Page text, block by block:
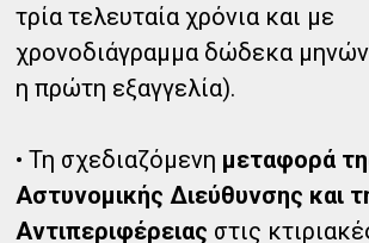
τρία τελευταία χρόνια και με
χρονοδιάγραμμα δώδεκα
η πρώτη εξαγγελία).
• Τη σχεδιαζόμενη μεταφορά
Αστυνομικής Διεύθυνσης και
Αντιπεριφέρειας στις